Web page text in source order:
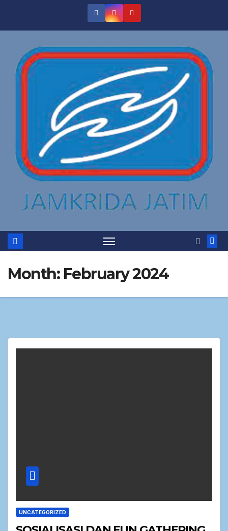
Month: February 2024
UNCATEGORIZED